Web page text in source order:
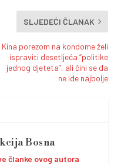
SLJEDEĆI ČLANAK
Kina porezom na kondome želi
ispraviti desetljeća “politike
jednog djeteta”, ali čini se da
ne ide najbolje
Bosna
članke ovog autora